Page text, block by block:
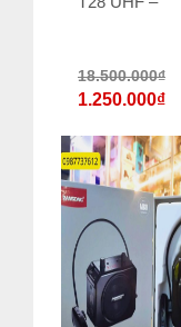
18.500.000₫
1.250.000₫